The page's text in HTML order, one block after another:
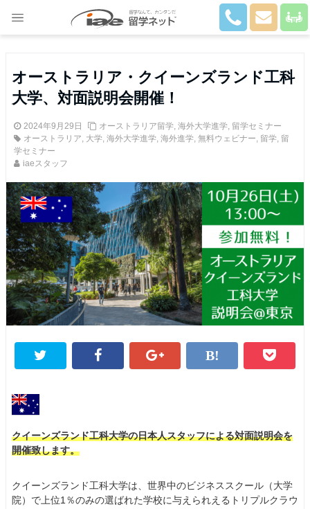
オーストラリア・クイーンズランド工科
大学、対面説明会開催！
2024年9月29日 オーストラリア留学, 海外大学進学, 留学セミナー
オーストラリア, 大学, 海外大学進学, 海外進学, 無料ウェビナー, 留学, 留
学セミナー
iaeスタッフ
クイーンズランド工科大学の日本人スタッフによる対面説明会を
開催致します。
クイーンズランド工科大学は、世界中のビジネススクール（大学
院）で上位1％のみの選ばれた学校に与えられえるトリプルクラウ